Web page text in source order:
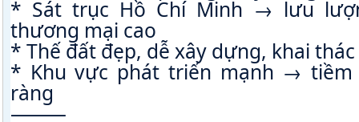
* Sát trục Hồ Chí Minh → lưu
thương mại cao
* Thế đất đẹp, dễ xây dựng, khai
* Khu vực phát triển mạnh → tiềm
ràng
⸻